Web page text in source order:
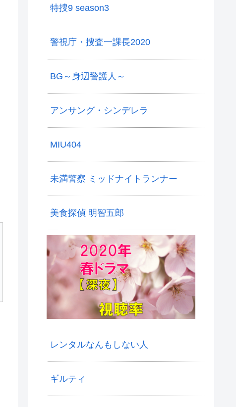
特捜9 season3
警視庁・捜査一課長2020
BG～身辺警護人～
アンサング・シンデレラ
MIU404
未満警察 ミッドナイトランナー
美食探偵 明智五郎
レンタルなんもしない人
ギルティ